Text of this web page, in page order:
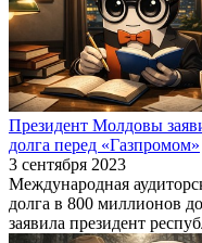
Президент Молдовы
долга перед «Газпромом»
3 сентября 2023
Международная
долга в 800 миллионов
заявила президент